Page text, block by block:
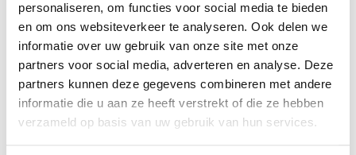
personaliseren, om functies voor social media te bieden
en om ons websiteverkeer te analyseren. Ook delen we
informatie over uw gebruik van onze site met onze
partners voor social media, adverteren en analyse. Deze
partners kunnen deze gegevens combineren met andere
informatie die u aan ze heeft verstrekt of die ze hebben
verzameld op basis van uw gebruik van hun services.
Dek: Kevlar versterkt
Heavy Duty - Dioleen (circa 27 kg)
Bodem: Dioleen Sandwich, coremat versterkt
Dek: Dioleen Sandwich, coremat versterkt
Inclusief kielstrip en bredere rand (35 mm)